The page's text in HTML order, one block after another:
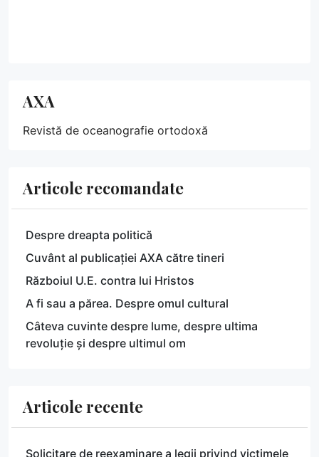
AXA
Revistă de oceanografie ortodoxă
Articole recomandate
Despre dreapta politică
Cuvânt al publicației AXA către tineri
Războiul U.E. contra lui Hristos
A fi sau a părea. Despre omul cultural
Câteva cuvinte despre lume, despre ultima
revoluție și despre ultimul om
Articole recente
Solicitare de reexaminare a legii privind victimele